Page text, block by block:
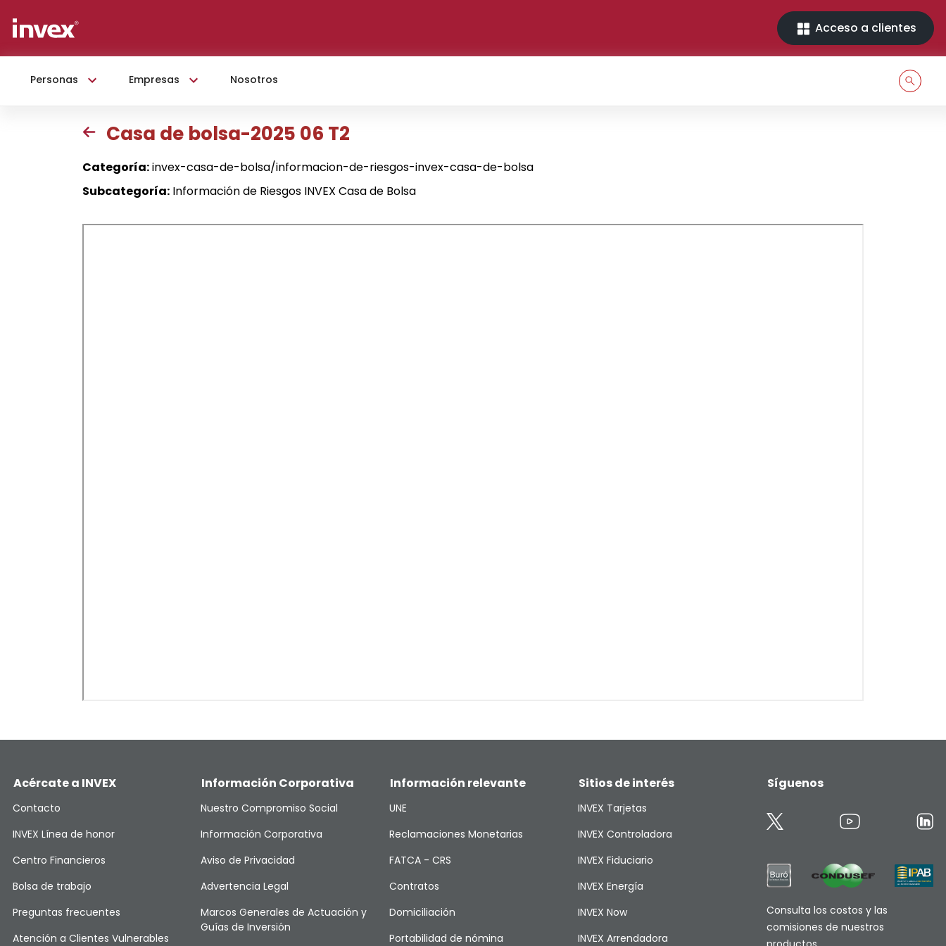
Acceso a clientes
Personas Empresas Nosotros
Casa de bolsa-2025 06 T2
Categoría:invex-casa-de-bolsa/informacion-de-riesgos-invex-casa-de-bolsa
Subcategoría: Información de Riesgos INVEX Casa de Bolsa
Acércate a INVEX
Contacto
INVEX Línea de honor
Centro Financieros
Bolsa de trabajo
Preguntas frecuentes
Atención a Clientes Vulnerables
Información Corporativa
Nuestro Compromiso Social
Información Corporativa
Aviso de Privacidad
Advertencia Legal
Marcos Generales de Actuación y
Guías de Inversión
Información relevante
UNE
Reclamaciones Monetarias
FATCA - CRS
Contratos
Domiciliación
Portabilidad de nómina
Sitios de interés
INVEX Tarjetas
INVEX Controladora
INVEX Fiduciario
INVEX Energía
INVEX Now
INVEX Arrendadora
Síguenos
Consulta los costos y las
comisiones de nuestros